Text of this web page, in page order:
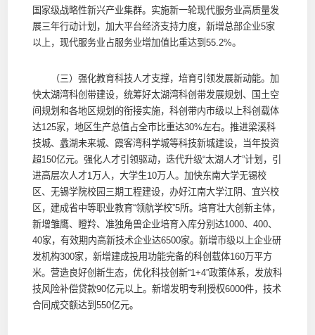
国家级战略性新兴产业集群。实施新一轮现代服务业高质量发
展三年行动计划，加大平台经济支持力度，新增总部企业5家
以上，现代服务业占服务业增加值比重达到55.2%。
（三）强化教育科技人才支撑，培育引领发展新动能。加
快太湖湾科创带建设，统筹好太湖湾科创带发展规划、国土空
间规划和各地区规划的衔接实施，科创带内市级以上科创载体
达125家，地区生产总值占全市比重达30%左右。推进梁溪科
技城、蠡湖未来城、霞客湾科学城等科技新城建设，当年投资
超150亿元。强化人才引领驱动，迭代升级“太湖人才”计划，引
进高层次人才1万人，大学生10万人。加快东南大学无锡校
区、无锡学院校园三期工程建设，办好江南大学江阴、宜兴校
区，建成省中等职业教育“领航学校”5所。培育壮大创新主体，
新增雏鹰、瞪羚、准独角兽企业培育入库分别达1000、400、
40家，有效期内高新技术企业达6500家。新增市级以上企业研
发机构300家，新增建成投用功能完备的科创载体160万平方
米。营造良好创新生态，优化科技创新“1+4”政策体系，发放科
技风险补偿贷款90亿元以上。新增发明专利授权6000件，技术
合同成交额达到550亿元。